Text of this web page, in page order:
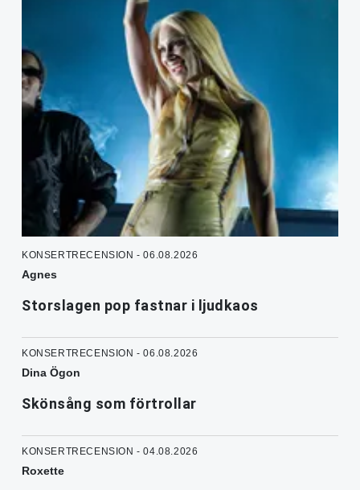
KONSERTRECENSION - 06.08.2026
Agnes
Storslagen pop fastnar i ljudkaos
KONSERTRECENSION - 06.08.2026
Dina Ögon
Skönsång som förtrollar
KONSERTRECENSION - 04.08.2026
Roxette